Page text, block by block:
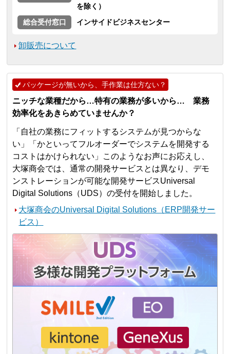
を除く）
総合受付窓口
インサイドビジネスセンター
卸販売について
パッケージが無いから、手作業は仕方ない？
ニッチな業種だから…特有の業務が多いから… 業務
効率化をあきらめていませんか？
「自社の業務にフィットするシステムが見つからな
い」「かといってフルオーダーでシステムを開発する
コストはかけられない」このようなお声にお応えし、
大塚商会では、通常の開発サービスとは異なり、デモ
ンストレーションが可能な開発サービスUniversal
Digital Solutions（UDS）の受付を開始しました。
大塚商会のUniversal Digital Solutions（ERP開発サー
ビス）